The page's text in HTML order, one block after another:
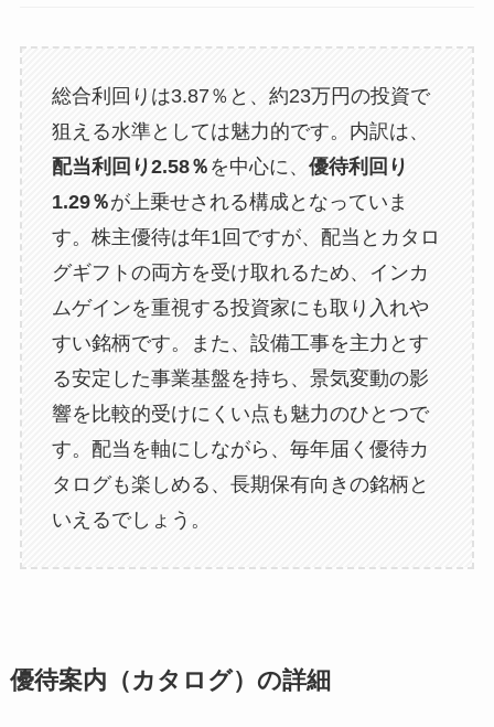
総合利回りは3.87％と、約23万円の投資で
狙える水準としては魅力的です。内訳は、
配当利回り2.58％ を中心に、 優待利回り
1.29％が上乗せされる構成となっていま
す。株主優待は年1回ですが、配当とカタロ
グギフトの両方を受け取れるため、インカ
ムゲインを重視する投資家にも取り入れや
すい銘柄です。また、設備工事を主力とす
る安定した事業基盤を持ち、景気変動の影
響を比較的受けにくい点も魅力のひとつで
す。配当を軸にしながら、毎年届く優待カ
タログも楽しめる、長期保有向きの銘柄と
いえるでしょう。
優待案内（カタログ）の詳細